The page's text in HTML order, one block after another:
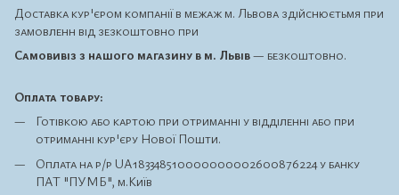
Доставка кур'єром компанії в межаж м. Львова здійснюєтьмя при
замовленн від зезкоштовно при
Самовивіз з нашого магазину в м. Львів— безкоштовно.
Оплата товару:
Готівкою або картою при отриманні у відділенні або при
отриманні кур'єру Нової Пошти.
Оплата на р/р UA183348510000000002600876224 у банку
ПАТ "ПУМБ", м.Київ